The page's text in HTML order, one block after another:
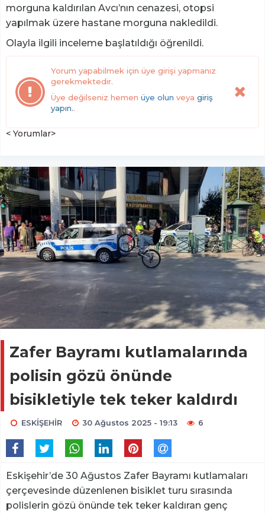
morguna kaldırılan Avcı’nın cenazesi, otopsi
yapılmak üzere hastane morguna nakledildi.
Olayla ilgili inceleme başlatıldığı öğrenildi.
Yorum yapabilmek için üye girişi yapmanız
gerekmektedir.
Üye değilseniz hemen üye olun veya giriş
yapın..
< Yorumlar>
Zafer Bayramı kutlamalarında
polisin gözü önünde
bisikletiyle tek teker kaldırdı
ESKİŞEHİR 30 Ağustos 2025 - 19:13 6
Eskişehir’de 30 Ağustos Zafer Bayramı kutlamaları
çerçevesinde düzenlenen bisiklet turu sırasında
polislerin gözü önünde tek teker kaldıran genç